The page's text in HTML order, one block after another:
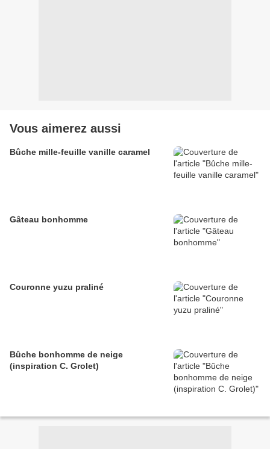
Vous aimerez aussi
Bûche mille-feuille vanille caramel
Gâteau bonhomme
Couronne yuzu praliné
Bûche bonhomme de neige
(inspiration C. Grolet)